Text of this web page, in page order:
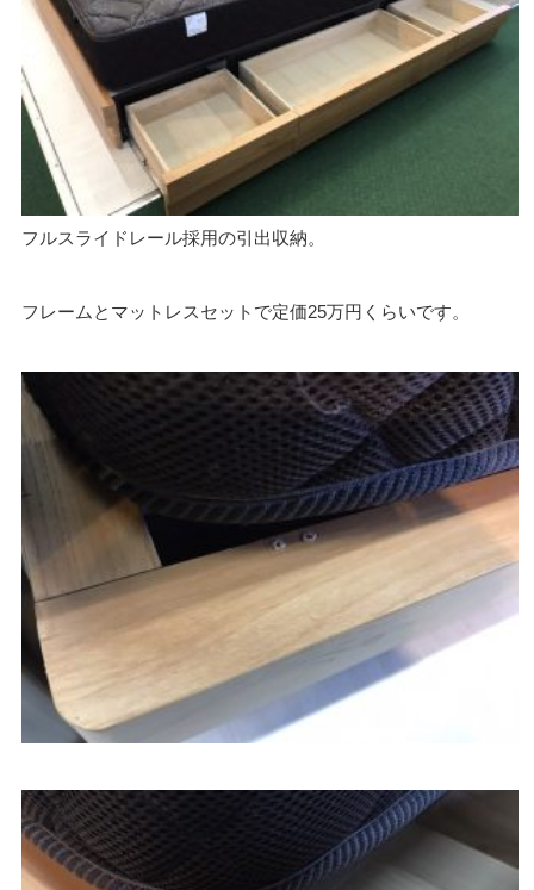
フルスライドレール採用の引出収納。
フレームとマットレスセットで定価25万円くらいです。